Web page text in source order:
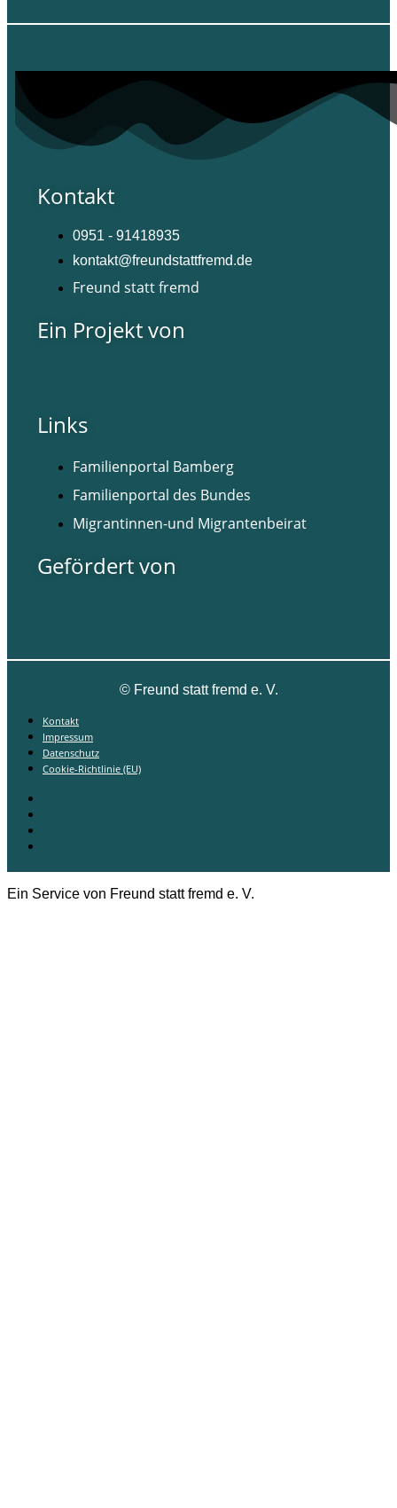
Kontakt
0951 - 91418935
kontakt@freundstattfremd.de
Freund statt fremd
Ein Projekt von
Links
Familienportal Bamberg
Familienportal des Bundes
Migrantinnen-und Migrantenbeirat
Gefördert von
©Freund statt fremd e. V.
Kontakt
Impressum
Datenschutz
Cookie-Richtlinie (EU)
Ein Service von Freund statt fremd e. V.